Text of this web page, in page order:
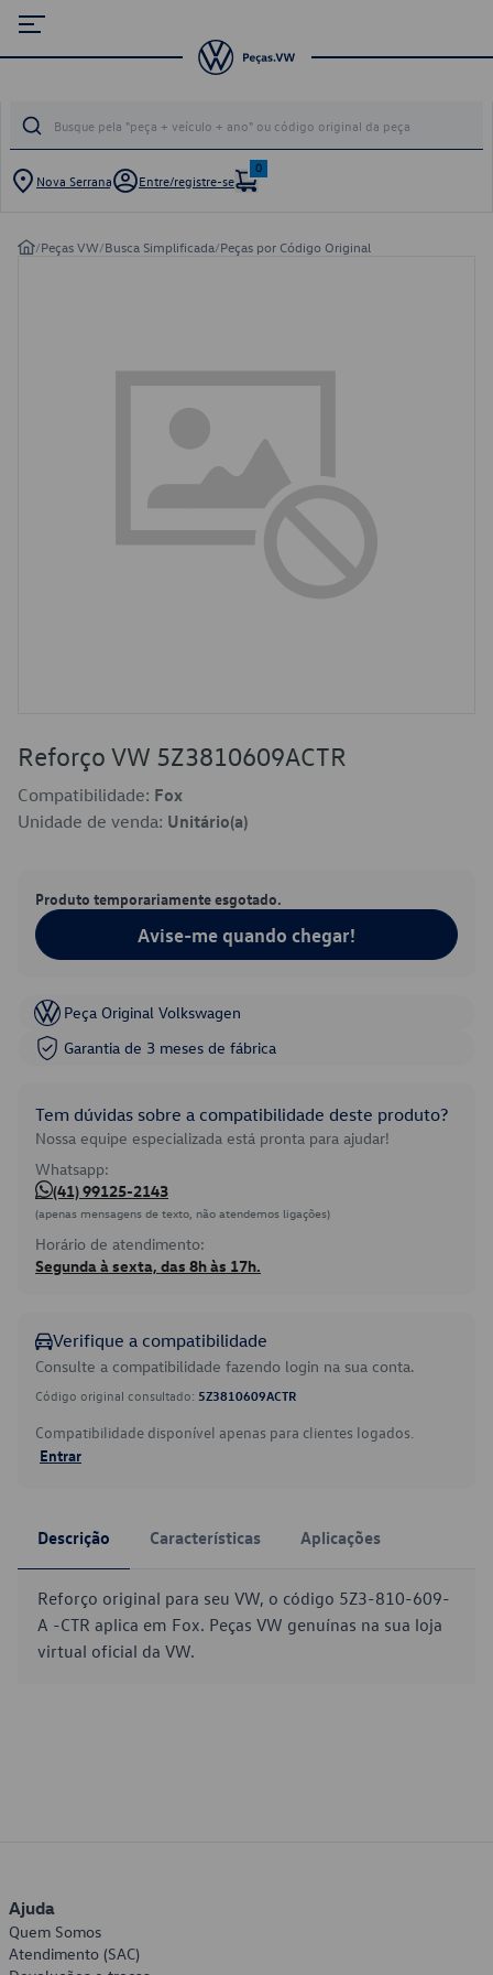
Nova Serrana Entre/registre-se
0
/Peças VW/Busca Simplificada/Peças por Código Original
Reforço VW 5Z3810609ACTR
Compatibilidade: Fox
Unidade de venda: Unitário(a)
Produto temporariamente esgotado.
Avise-me quando chegar!
Peça Original Volkswagen
Garantia de 3 meses de fábrica
Tem dúvidas sobre a compatibilidade deste produto?
Nossa equipe especializada está pronta para ajudar!
Whatsapp:
(41) 99125-2143
(apenas mensagens de texto, não atendemos ligações)
Horário de atendimento:
Segunda à sexta, das 8h às 17h.
Verifique a compatibilidade
Consulte a compatibilidade fazendo login na sua conta.
Código original consultado: 5Z3810609ACTR
Compatibilidade disponível apenas para clientes logados.
Entrar
Descrição Características Aplicações
Reforço original para seu VW, o código 5Z3-810-609-
A -CTR aplica em Fox. Peças VW genuínas na sua loja
virtual oficial da VW.
Ajuda
Quem Somos
Atendimento (SAC)